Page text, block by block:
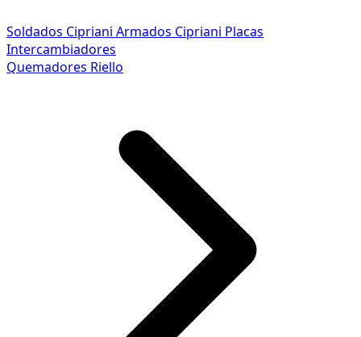
Soldados Cipriani Armados Cipriani Placas
Intercambiadores
Quemadores Riello